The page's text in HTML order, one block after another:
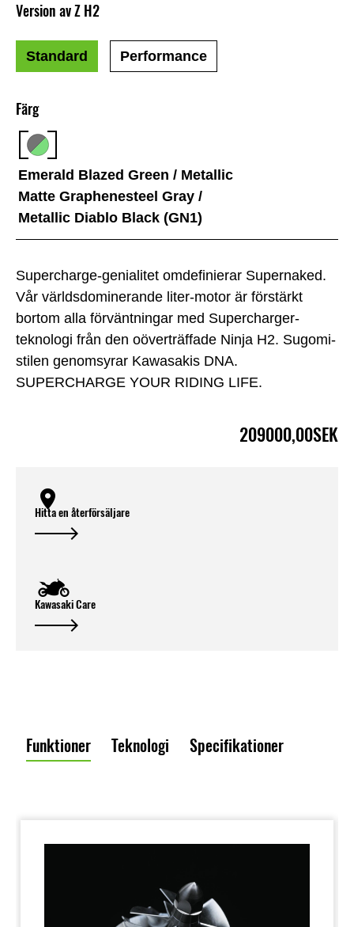
Supercharge-genialitet omdefinierar Supernaked.
Vår världsdominerande liter-motor är förstärkt
bortom alla förväntningar med Supercharger-
teknologi från den oöverträffade Ninja H2. Sugomi-
stilen genomsyrar Kawasakis DNA.
SUPERCHARGE YOUR RIDING LIFE.
209000,00SEK
Färg
Emerald Blazed Green / Metallic
Matte Graphenesteel Gray /
Metallic Diablo Black (GN1)
Version av Z H2
Standard Performance
Hitta en återförsäljare
Kawasaki Care
Funktioner Teknologi Specifikationer